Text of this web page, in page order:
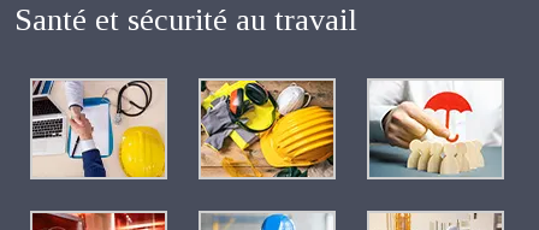
Santé et sécurité au travail